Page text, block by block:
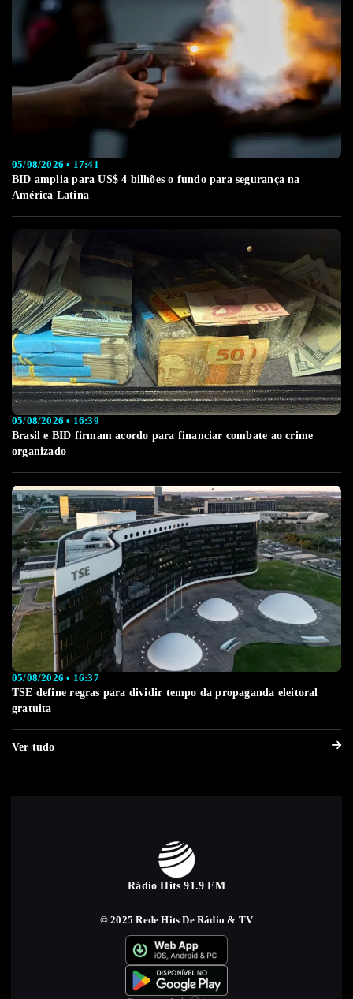
05/08/2026 • 17:41
BID amplia para US$ 4 bilhões o fundo para segurança na
América Latina
05/08/2026 • 16:39
Brasil e BID firmam acordo para financiar combate ao crime
organizado
05/08/2026 • 16:37
TSE define regras para dividir tempo da propaganda eleitoral
gratuita
Ver tudo
Rádio Hits 91.9 FM
© 2025 Rede Hits De Rádio & TV